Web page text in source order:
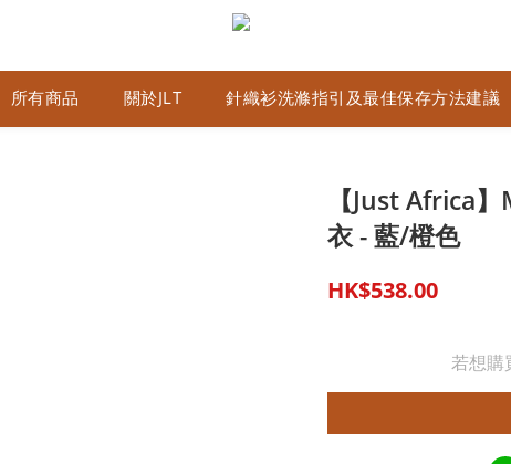
所有商品 關於JLT 針織衫洗滌指引及最佳保存方法建議
【Just Africa
衣 - 藍/橙色
HK$538.00
若想購